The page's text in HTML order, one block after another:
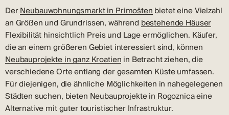
DerNeubauwohnungsmarkt in Primošten bietet eine Vielzahl
an Größen und Grundrissen, während bestehende Häuser
Flexibilität hinsichtlich Preis und Lage ermöglichen. Käufer,
die an einem größeren Gebiet interessiert sind, können
Neubauprojekte in ganz Kroatien in Betracht ziehen, die
verschiedene Orte entlang der gesamten Küste umfassen.
Für diejenigen, die ähnliche Möglichkeiten in nahegelegenen
Städten suchen, bieten Neubauprojekte in Rogoznicaeine
Alternative mit guter touristischer Infrastruktur.